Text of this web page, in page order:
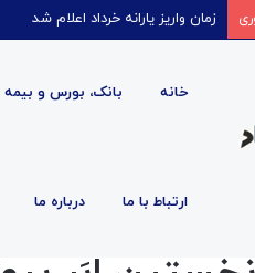
قیمت روغن دریکسال رکورد زد
خانه بانک، بورس و بیمه
ارتباط با ما درباره ما